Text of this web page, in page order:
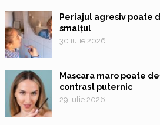
Periajul agresiv poate
smalțul
30 iulie 2026
Mascara maro poate
contrast puternic
29 iulie 2026